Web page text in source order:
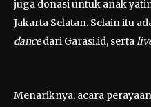
juga donasi untuk anak
Jakarta Selatan. Selain itu
dancedari Garasi.id, serta
Menariknya, acara